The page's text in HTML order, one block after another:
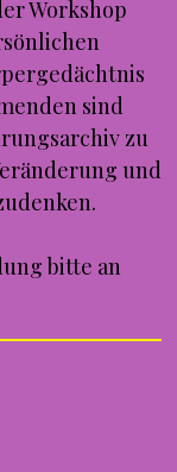
Workshop
sind
zu
und
bitte an